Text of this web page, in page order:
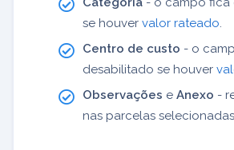
se houver valor rateado.
Centro de custo - o
desabilitado se houver
Observações e Anexo -
nas parcelas